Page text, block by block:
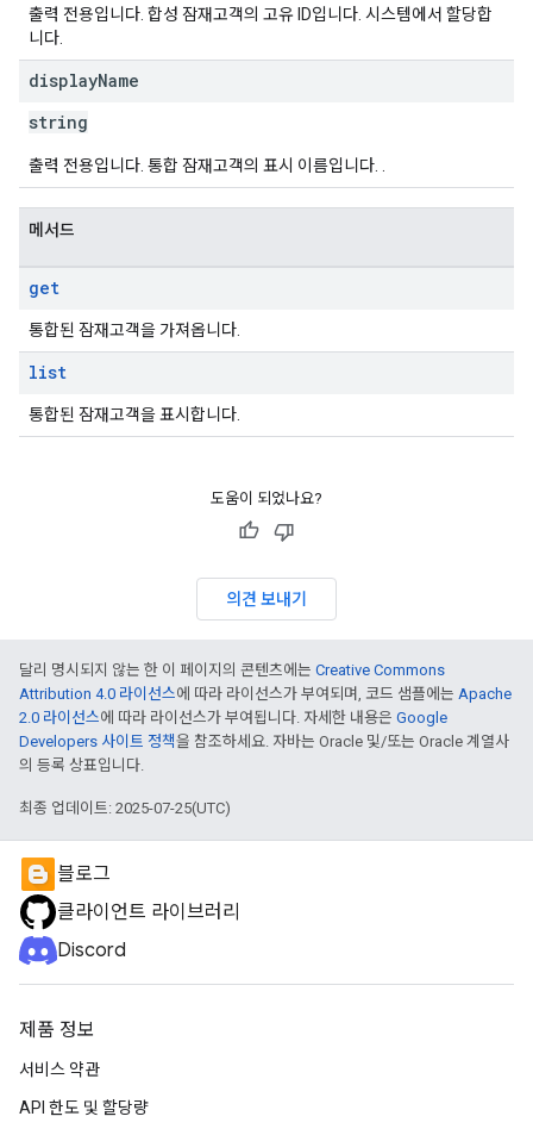
출력 전용입니다. 합성 잠재고객의 고유 ID입니다. 시스템에서 할당합
니다.
displayName
string
출력 전용입니다. 통합 잠재고객의 표시 이름입니다. .
메서드
get
통합된 잠재고객을 가져옵니다.
list
통합된 잠재고객을 표시합니다.
도움이 되었나요?
의견 보내기
달리 명시되지 않는 한 이 페이지의 콘텐츠에는 Creative Commons
Attribution 4.0 라이선스에 따라 라이선스가 부여되며, 코드 샘플에는 Apache
2.0 라이선스에 따라 라이선스가 부여됩니다. 자세한 내용은 Google
Developers 사이트 정책을 참조하세요. 자바는 Oracle 및/또는 Oracle 계열사
의 등록 상표입니다.
최종 업데이트: 2025-07-25(UTC)
블로그
클라이언트 라이브러리
Discord
제품 정보
서비스 약관
API 한도 및 할당량